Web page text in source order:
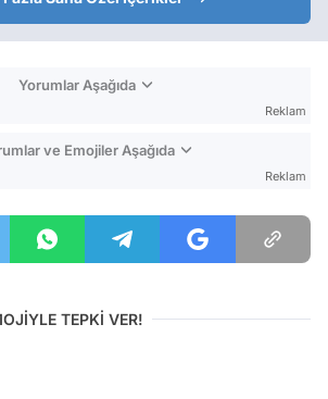
Yorumlar Aşağıda
Reklam
ve Emojiler Aşağıda
Reklam
TEPKİ VER!